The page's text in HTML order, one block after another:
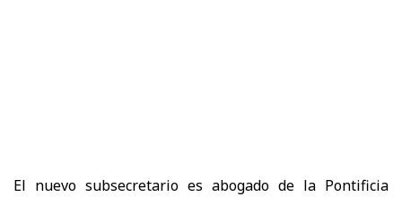
El nuevo subsecretario es abogado de la Pontificia